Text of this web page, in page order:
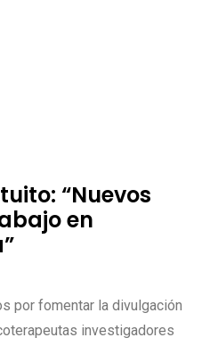
“Nuevos
en
por fomentar la divulgación
investigadores